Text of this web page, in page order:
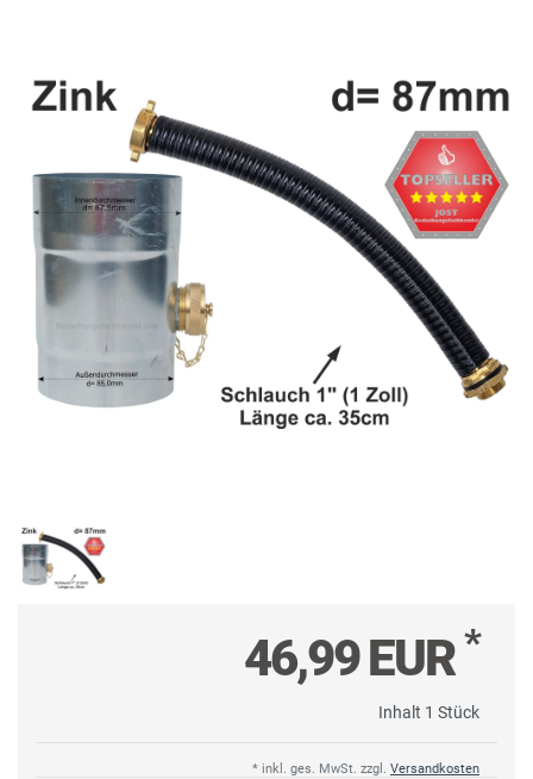
46,99 EUR*
Inhalt 1 Stück
* inkl. ges. MwSt. zzgl. Versandkosten